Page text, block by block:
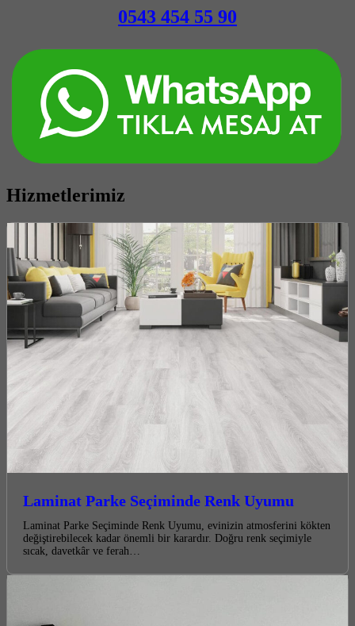
0543 454 55 90
Hizmetlerimiz
Laminat Parke Seçiminde Renk Uyumu
Laminat Parke Seçiminde Renk Uyumu, evinizin atmosferini kökten
değiştirebilecek kadar önemli bir karardır. Doğru renk seçimiyle
sıcak, davetkâr ve ferah…